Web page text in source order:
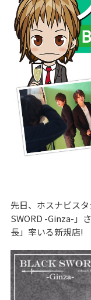
先日、ホスナビス
SWORD -Ginza-」
長」率いる新規店!